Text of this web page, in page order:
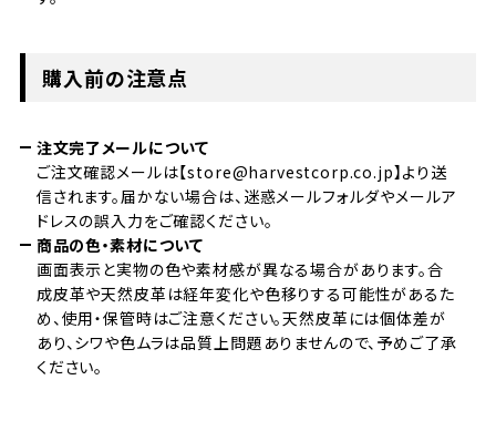
購入前の注意点
注文完了メールについて
ご注文確認メールは【store@harvestcorp.co.jp】より送
信されます。届かない場合は、迷惑メールフォルダやメールア
ドレスの誤入力をご確認ください。
商品の色・素材について
画面表示と実物の色や素材感が異なる場合があります。合
成皮革や天然皮革は経年変化や色移りする可能性があるた
め、使用・保管時はご注意ください。天然皮革には個体差が
あり、シワや色ムラは品質上問題ありませんので、予めご了承
ください。